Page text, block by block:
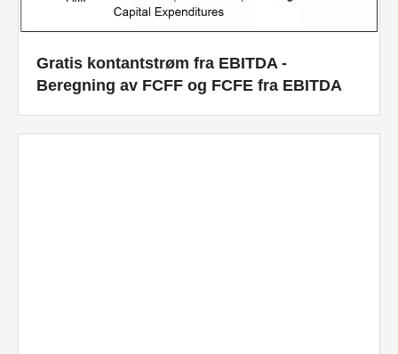
Gratis kontantstrøm fra EBITDA -
Beregning av FCFF og FCFE fra EBITDA